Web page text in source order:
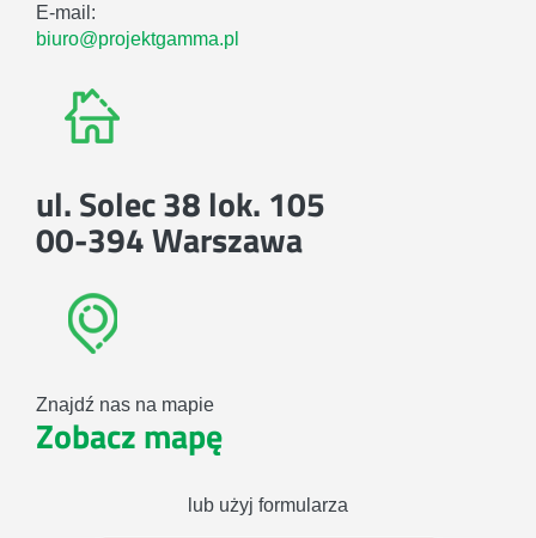
E-mail:
biuro@projektgamma.pl
ul. Solec 38 lok. 105
00-394 Warszawa
Znajdź nas na mapie
Zobacz mapę
lub użyj formularza